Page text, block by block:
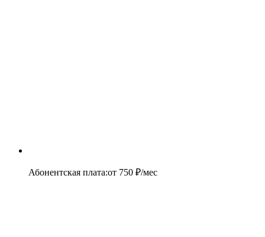
Абонентская плата:от 750 ₽/мес